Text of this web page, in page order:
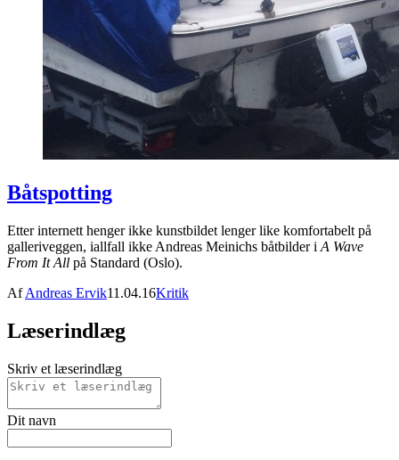
Båtspotting
Etter internett henger ikke kunstbildet lenger like komfortabelt på
galleriveggen, iallfall ikke Andreas Meinichs båtbilder i A Wave
From It All på Standard (Oslo).
AfAndreas Ervik11.04.16Kritik
Læserindlæg
Skriv et læserindlæg
Dit navn